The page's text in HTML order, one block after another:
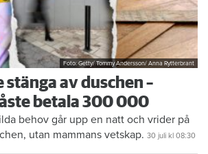
Foto: Getty/ Tommy Andersson/ Anna Rytterbrant
stänga av duschen –
betala 300 000
behov går upp en natt och vrider på
utan mammans vetskap. 30 juli kl 08:30